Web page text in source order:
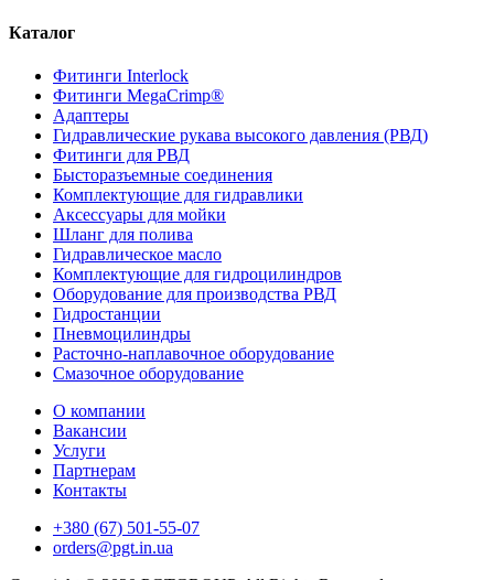
Каталог
Фитинги Interlock
Фитинги MegaCrimp®
Адаптеры
Гидравлические рукава высокого давления (РВД)
Фитинги для РВД
Бысторазъемные соединения
Комплектующие для гидравлики
Аксессуары для мойки
Шланг для полива
Гидравлическое масло
Комплектующие для гидроцилиндров
Оборудование для производства РВД
Гидростанции
Пневмоцилиндры
Расточно-наплавочное оборудование
Смазочное оборудование
О компании
Вакансии
Услуги
Партнерам
Контакты
+380 (67) 501-55-07
orders@pgt.in.ua